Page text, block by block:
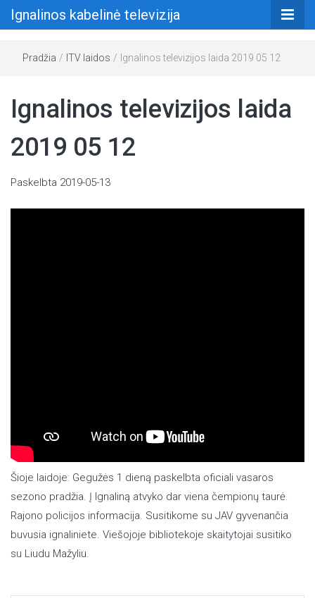
Ignalinos kabelinė televizija
Pradžia / ITV laidos / Ignalinos televizijos laida 2019 05 12
Ignalinos televizijos laida
2019 05 12
Paskelbta 2019-05-13
Šioje laidoje: Gegužės 1 dieną paskelbta oficiali vasaros
sezono pradžia. Į Ignaliną atvyko dar viena čempionų taurė.
Rajono policijos informacija. Susitikome su JAV gyvenančia
buvusia ignaliniete. Viešojoje bibliotekoje skaitytojai susitiko
su Liudu Mažyliu.